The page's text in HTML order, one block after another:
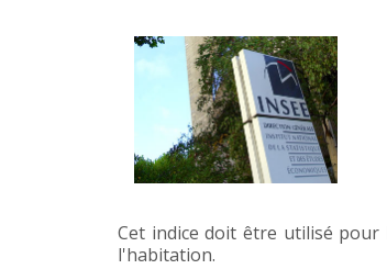
Cet indice doit être utilisé
l'habitation.